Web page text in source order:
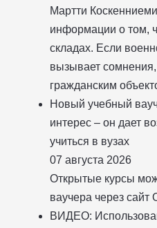
Мартти
информации о том,
складах. Если
вызывает сомнения,
гражданским
Новый учебный
интерес – он дает
учиться в вузах
07 августа 2026
Открытые курсы
ваучера через сайт
ВИДЕО: